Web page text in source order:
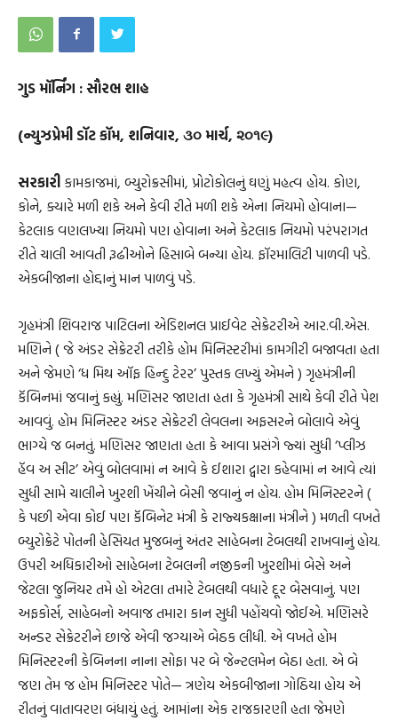
ગુડ મૉર્નિંગ : સૌરભ શાહ
(ન્યુઝપ્રેમી ડૉટ કૉમ, શનિવાર, ૩૦ માર્ચ, ૨૦૧૯)
સરકારી કામકાજમાં, બ્યુરોક્રસીમાં, પ્રોટોકોલનું ઘણું મહત્વ હોય. કોણ,
કોને, ક્યારે મળી શકે અને કેવી રીતે મળી શકે એના નિયમો હોવાના—
કેટલાક વણલખ્યા નિયમો પણ હોવાના અને કેટલાક નિયમો પરંપરાગત
રીતે ચાલી આવતી રૂઢીઓને હિસાબે બન્યા હોય. ફૉરમાલિટી પાળવી પડે.
એકબીજાના હોદ્દાનું માન પાળવું પડે.
ગૃહમંત્રી શિવરાજ પાટિલના એડિશનલ પ્રાઈવેટ સેક્રેટરીએ આર.વી.એસ.
મણિને ( જે અંડર સેક્રેટરી તરીકે હોમ મિનિસ્ટરીમાં કામગીરી બજાવતા હતા
અને જેમણે ‘ધ મિથ ઑફ હિન્દુ ટેરર’ પુસ્તક લખ્યું એમને ) ગૃહમંત્રીની
કૅબિનમાં જવાનું કહ્યું. મણિસર જાણતા હતા કે ગૃહમંત્રી સાથે કેવી રીતે પેશ
આવવું. હોમ મિનિસ્ટર અંડર સેક્રેટરી લેવલના અફસરને બોલાવે એવું
ભાગ્યે જ બનતું. મણિસર જાણતા હતા કે આવા પ્રસંગે જ્યાં સુધી ‘પ્લીઝ
હૅવ અ સીટ’ એવું બોલવામાં ન આવે કે ઈશારા દ્વારા કહેવામાં ન આવે ત્યાં
સુધી સામે ચાલીને ખુરશી ખેંચીને બેસી જવાનું ન હોય. હોમ મિનિસ્ટરને (
કે પછી એવા કોઈ પણ કૅબિનેટ મંત્રી કે રાજ્યકક્ષાના મંત્રીને ) મળતી વખતે
બ્યુરોક્રેટે પોતની હેસિયત મુજબનું અંતર સાહેબના ટેબલથી રાખવાનું હોય.
ઉપરી અધિકારીઓ સાહેબના ટેબલની નજીકની ખુરશીમાં બેસે અને
જેટલા જુનિયર તમે હો એટલા તમારે ટેબલથી વધારે દૂર બેસવાનું. પણ
અફકોર્સ, સાહેબનો અવાજ તમારા કાન સુધી પહોંચવો જોઈએ. મણિસરે
અન્ડર સેક્રેટરીને છાજે એવી જગ્યાએ બેઠક લીધી. એ વખતે હોમ
મિનિસ્ટરની કેબિનના નાના સોફા પર બે જેન્ટલમેન બેઠા હતા. એ બે
જણ તેમ જ હોમ મિનિસ્ટર પોતે— ત્રણેય એકબીજાના ગોઠિયા હોય એ
રીતનું વાતાવરણ બંધાયું હતું. આમાંના એક રાજકારણી હતા જેમણે